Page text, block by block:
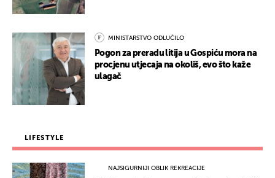
MINISTARSTVO ODLUČILO
Pogon za preradu litija u Gospiću mora na
procjenu utjecaja na okoliš, evo što kaže
ulagač
LIFESTYLE
NAJSIGURNIJI OBLIK REKREACIJE